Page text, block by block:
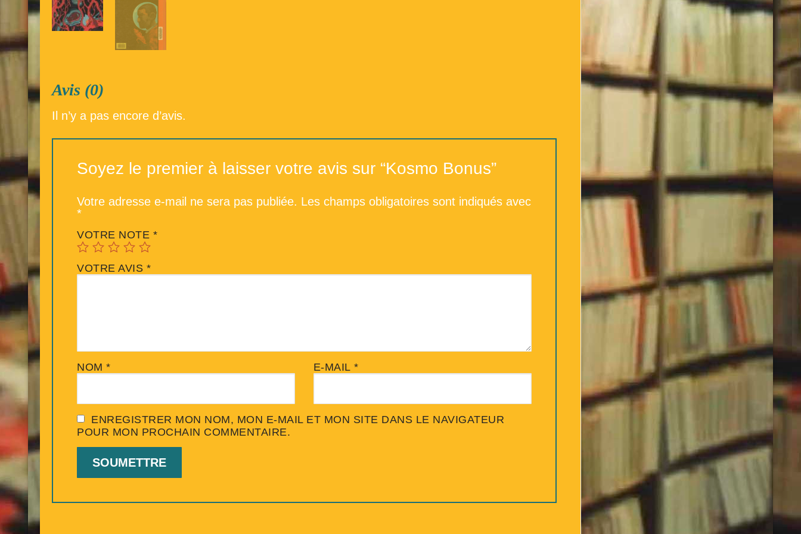
Répertoire du fonds de la Bibliothèque – 2ème partie
Répertoire des ouvrages Jeunesse
Déconnexion
Avis (0)
Il n’y a pas encore d’avis.
Soyez le premier à laisser votre avis sur “Kosmo Bonus”
Votre adresse e-mail ne sera pas publiée. Les champs obligatoires sont indiqués avec
*
VOTRE NOTE *
VOTRE AVIS *
NOM * E-MAIL *
ENREGISTRER MON NOM, MON E-MAIL ET MON SITE DANS LE NAVIGATEUR
POUR MON PROCHAIN COMMENTAIRE.